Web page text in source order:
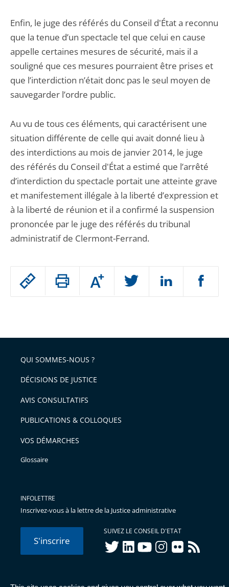
Passer
arriver
après
Augmenter
ou
l'article
pour
avant
Enfin, le juge des référés du Conseil d'État a reconnu
que la tenue d’un spectacle tel que celui en cause
appelle certaines mesures de sécurité, mais il a
souligné que ces mesures pourraient être prises et
que l’interdiction n’était donc pas le seul moyen de
sauvegarder l’ordre public.
Au vu de tous ces éléments, qui caractérisent une
situation différente de celle qui avait donné lieu à
des interdictions au mois de janvier 2014, le juge
des référés du Conseil d'État a estimé que l’arrêté
d’interdiction du spectacle portait une atteinte grave
et manifestement illégale à la liberté d’expression et
à la liberté de réunion et il a confirmé la suspension
prononcée par le juge des référés du tribunal
administratif de Clermont-Ferrand.
QUI SOMMES-NOUS ?
DÉCISIONS DE JUSTICE
AVIS CONSULTATIFS
PUBLICATIONS & COLLOQUES
VOS DÉMARCHES
Glossaire
INFOLETTRE
Inscrivez-vous à la lettre de la Justice administrative
S'inscrire
SUIVEZ LE CONSEIL D'ETAT
twitterlinkedInyoutubeinstagram
flickr rss